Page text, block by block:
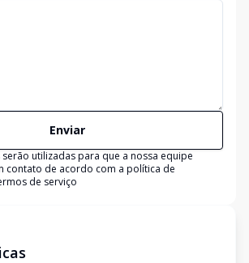
Enviar
utilizadas para que a nossa equipe
contato de acordo com a política de
de serviço